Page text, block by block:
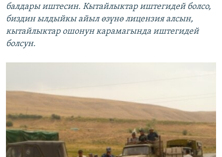
балдары иштесин. Кытайлыктар иштегидей болсо,
биздин ылдыйкы айыл өзүнө лицензия алсын,
кытайлыктар ошонун карамагында иштегидей
болсун.